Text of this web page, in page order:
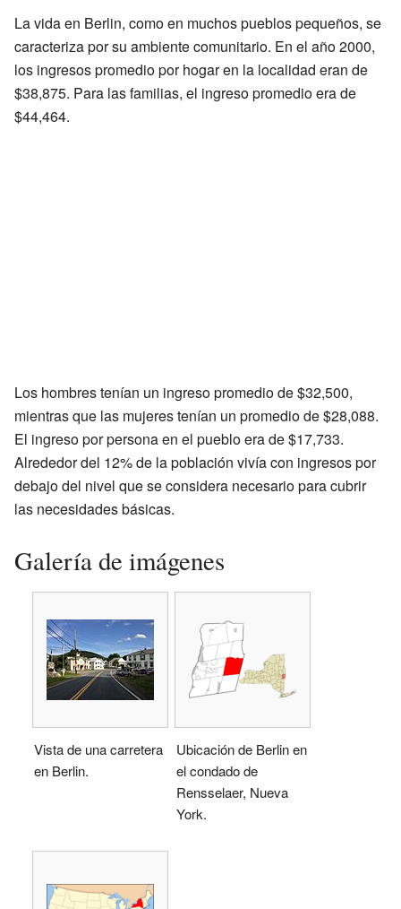
La vida en Berlin, como en muchos pueblos pequeños, se
caracteriza por su ambiente comunitario. En el año 2000,
los ingresos promedio por hogar en la localidad eran de
$38,875. Para las familias, el ingreso promedio era de
$44,464.
Los hombres tenían un ingreso promedio de $32,500,
mientras que las mujeres tenían un promedio de $28,088.
El ingreso por persona en el pueblo era de $17,733.
Alrededor del 12% de la población vivía con ingresos por
debajo del nivel que se considera necesario para cubrir
las necesidades básicas.
Galería de imágenes
Vista de una carretera
en Berlin.
Ubicación de Berlin en
el condado de
Rensselaer, Nueva
York.